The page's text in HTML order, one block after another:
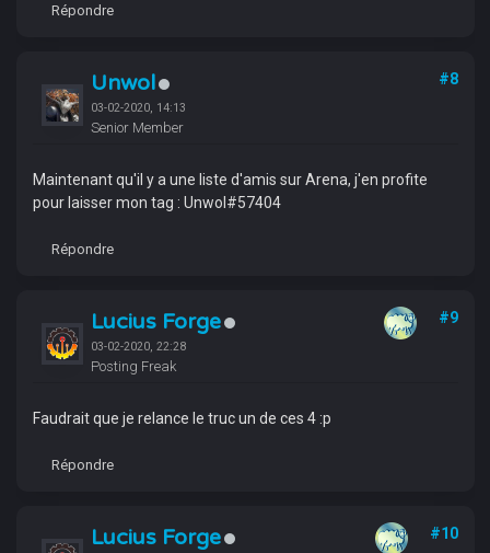
Répondre
Unwol
03-02-2020, 14:13
Senior Member
#8
Maintenant qu'il y a une liste d'amis sur Arena, j'en profite
pour laisser mon tag : Unwol#57404
Répondre
Lucius Forge
03-02-2020, 22:28
Posting Freak
#9
Faudrait que je relance le truc un de ces 4 :p
Répondre
Lucius Forge #10